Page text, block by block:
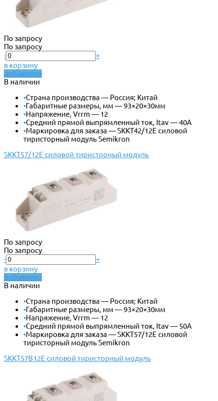
По запросу
По запросу
-
+
в корзину
добавлено
В наличии
•Страна производства — Россия; Китай
•Габаритные размеры, мм — 93×20×30мм
•Напряжение, Vrrm — 12
•Средний прямой выпрямленный ток, Itav — 40А
•Маркировка для заказа — SKKT42/12E силовой
тиристорный модуль Semikron
SKKT57/12E силовой тиристорный модуль
По запросу
По запросу
-
+
в корзину
добавлено
В наличии
•Страна производства — Россия; Китай
•Габаритные размеры, мм — 93×20×30мм
•Напряжение, Vrrm — 12
•Средний прямой выпрямленный ток, Itav — 50А
•Маркировка для заказа — SKKT57/12E силовой
тиристорный модуль Semikron
SKKT57B12E силовой тиристорный модуль